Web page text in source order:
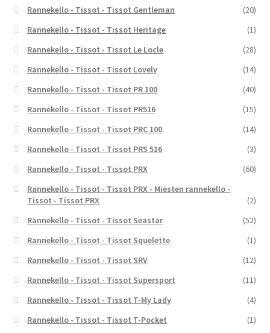
Rannekello - Tissot - Tissot Gentleman
(20)
Rannekello - Tissot - Tissot Heritage
(1)
Rannekello - Tissot - Tissot Le Locle
(28)
Rannekello - Tissot - Tissot Lovely
(14)
Rannekello - Tissot - Tissot PR 100
(40)
Rannekello - Tissot - Tissot PR516
(15)
Rannekello - Tissot - Tissot PRC 100
(14)
Rannekello - Tissot - Tissot PRS 516
(3)
Rannekello - Tissot - Tissot PRX
(60)
Rannekello - Tissot - Tissot PRX - Miesten rannekello -
Tissot - Tissot PRX
(2)
Rannekello - Tissot - Tissot Seastar
(52)
Rannekello - Tissot - Tissot Squelette
(1)
Rannekello - Tissot - Tissot SRV
(12)
Rannekello - Tissot - Tissot Supersport
(11)
Rannekello - Tissot - Tissot T-My Lady
(4)
Rannekello - Tissot - Tissot T-Pocket
(1)